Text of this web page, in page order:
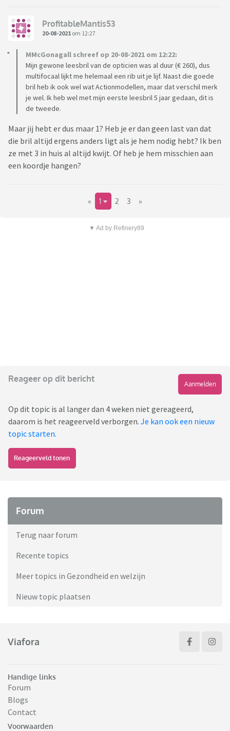
ProfitableMantis53
20-08-2021 om 12:27
MMcGonagall schreef op 20-08-2021 om 12:22:
Mijn gewone leesbril van de opticien was al duur (€ 260), dus
multifocaal lijkt me helemaal een rib uit je lijf. Naast die goede
bril heb ik ook wel wat Actionmodellen, maar dat verschil merk
je wel. Ik heb wel met mijn eerste leesbril 5 jaar gedaan, dit is
de tweede.
Maar jij hebt er dus maar 1? Heb je er dan geen last van dat
die bril altijd ergens anders ligt als je hem nodig hebt? Ik ben
ze met 3 in huis al altijd kwijt. Of heb je hem misschien aan
een koordje hangen?
« 1 2 3 »
▼ Ad by Refinery89
Reageer op dit bericht
Aanmelden
Op dit topic is al langer dan 4 weken niet gereageerd,
daarom is het reageerveld verborgen. Je kan ook een nieuw
topic starten.
Reageerveld tonen
Forum
Terug naar forum
Recente topics
Meer topics in Gezondheid en welzijn
Nieuw topic plaatsen
Viafora
Handige links
Forum
Blogs
Contact
Voorwaarden